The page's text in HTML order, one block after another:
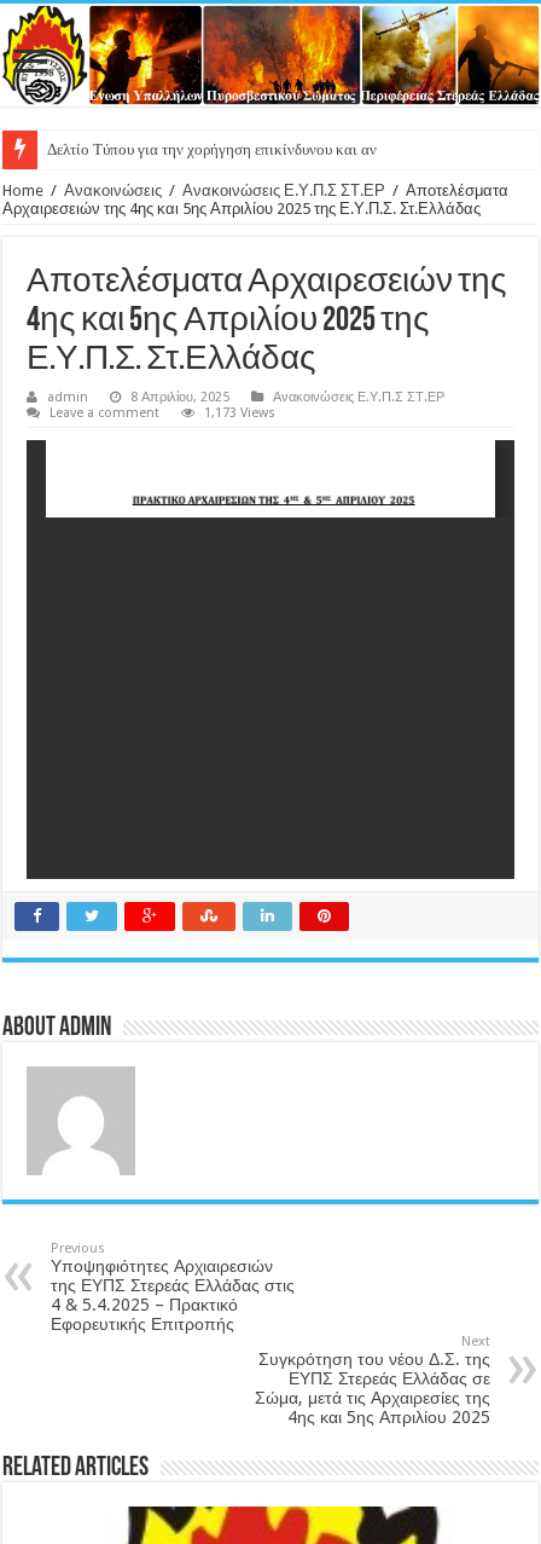
Δελτίο Τύπου για την χορήγηση επικίνδυνου και ανθυγιεινού επιδόμ
Home / Ανακοινώσεις / Ανακοινώσεις Ε.Υ.Π.Σ ΣΤ.ΕΡ / Αποτελέσματα
Αρχαιρεσειών της 4ης και 5ης Απριλίου 2025 της Ε.Υ.Π.Σ. Στ.Ελλάδας
Αποτελέσματα Αρχαιρεσειών της
4ης και 5ης Απριλίου 2025 της
Ε.Υ.Π.Σ. Στ.Ελλάδας
admin 8 Απριλίου, 2025
Ανακοινώσεις Ε.Υ.Π.Σ ΣΤ.ΕΡ
Leave a comment
1,173 Views
About admin
Previous
Υποψηφιότητες Αρχιαιρεσιών
της ΕΥΠΣ Στερεάς Ελλάδας στις
4 & 5.4.2025 – Πρακτικό
Εφορευτικής Επιτροπής
Next
Συγκρότηση του νέου Δ.Σ. της
ΕΥΠΣ Στερεάς Ελλάδας σε
Σώμα, μετά τις Αρχαιρεσίες της
4ης και 5ης Απριλίου 2025
Related Articles